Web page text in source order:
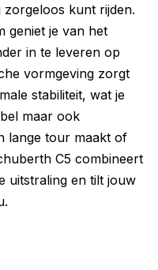
kunt rijden.
geniet je van het
in te leveren op
vormgeving zorgt
stabiliteit, wat je
maar ook
lange tour maakt of
C5 combineert
uitstraling en tilt jouw